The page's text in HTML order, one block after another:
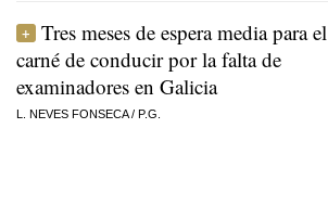
Tres meses de espera media para el
carné de conducir por la falta de
examinadores en Galicia
L. NEVES FONSECA/ P.G.